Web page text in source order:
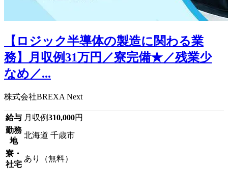
【ロジック半導体の製造に関わる業
務】月収例31万円／寮完備★／残業少
なめ／...
株式会社BREXA Next
給与 月収例310,000円
勤務
地
北海道 千歳市
寮・
社宅
あり（無料）